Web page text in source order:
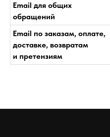
Email для общих
обращений
Email по заказам, оплате,
доставке, возвратам
и претензиям